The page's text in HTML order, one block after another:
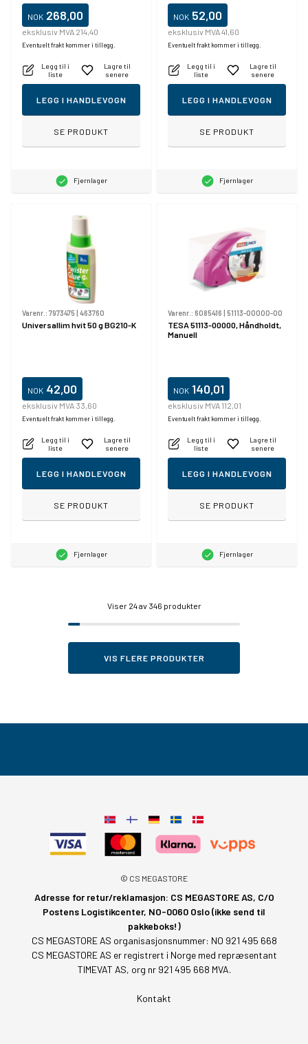
NOK 268,00
eksklusiv MVA 214,40
Eventuelt frakt kommer i tillegg.
Legg til i
liste
Lagre til
senere
LEGG I HANDLEVOGN
SE PRODUKT
Fjernlager
NOK 52,00
eksklusiv MVA 41,60
Eventuelt frakt kommer i tillegg.
Legg til i
liste
Lagre til
senere
LEGG I HANDLEVOGN
SE PRODUKT
Fjernlager
Varenr.: 7973475| 463760
Universallim hvit 50 g BG210-K
NOK 42,00
eksklusiv MVA 33,60
Eventuelt frakt kommer i tillegg.
Legg til i
liste
Lagre til
senere
LEGG I HANDLEVOGN
SE PRODUKT
Fjernlager
Varenr.: 6085416 | 51113-00000-00
TESA 51113-00000, Håndholdt,
Manuell
NOK 140,01
eksklusiv MVA 112,01
Eventuelt frakt kommer i tillegg.
Legg til i
liste
Lagre til
senere
LEGG I HANDLEVOGN
SE PRODUKT
Fjernlager
Viser 24av 346 produkter
VIS FLERE PRODUKTER
© CS MEGASTORE
Adresse for retur/reklamasjon: CS MEGASTORE AS, C/O
Postens Logistikcenter, NO-0060 Oslo (ikke send til
pakkeboks!)
CS MEGASTORE AS organisasjonsnummer: NO 921 495 668
CS MEGASTORE AS er registrert i Norge med repræsentant
TIMEVAT AS, org nr 921 495 668 MVA.
Kontakt